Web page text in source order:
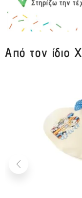
Από τον ίδιο